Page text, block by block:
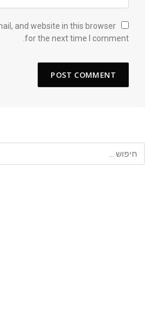
and website in this browser
for the next time I comment.